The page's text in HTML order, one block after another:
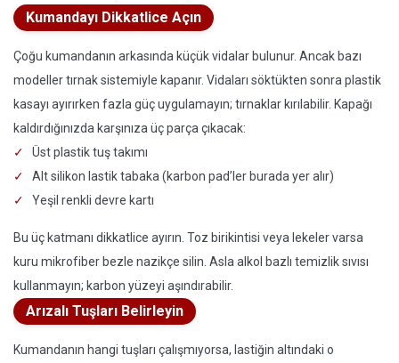
Kumandayı Dikkatlice Açın
Çoğu kumandanın arkasında küçük vidalar bulunur. Ancak bazı
modeller tırnak sistemiyle kapanır. Vidaları söktükten sonra plastik
kasayı ayırırken fazla güç uygulamayın; tırnaklar kırılabilir. Kapağı
kaldırdığınızda karşınıza üç parça çıkacak:
Üst plastik tuş takımı
Alt silikon lastik tabaka (karbon pad’ler burada yer alır)
Yeşil renkli devre kartı
Bu üç katmanı dikkatlice ayırın. Toz birikintisi veya lekeler varsa
kuru mikrofiber bezle nazikçe silin. Asla alkol bazlı temizlik sıvısı
kullanmayın; karbon yüzeyi aşındırabilir.
Arızalı Tuşları Belirleyin
Kumandanın hangi tuşları çalışmıyorsa, lastiğin altındaki o